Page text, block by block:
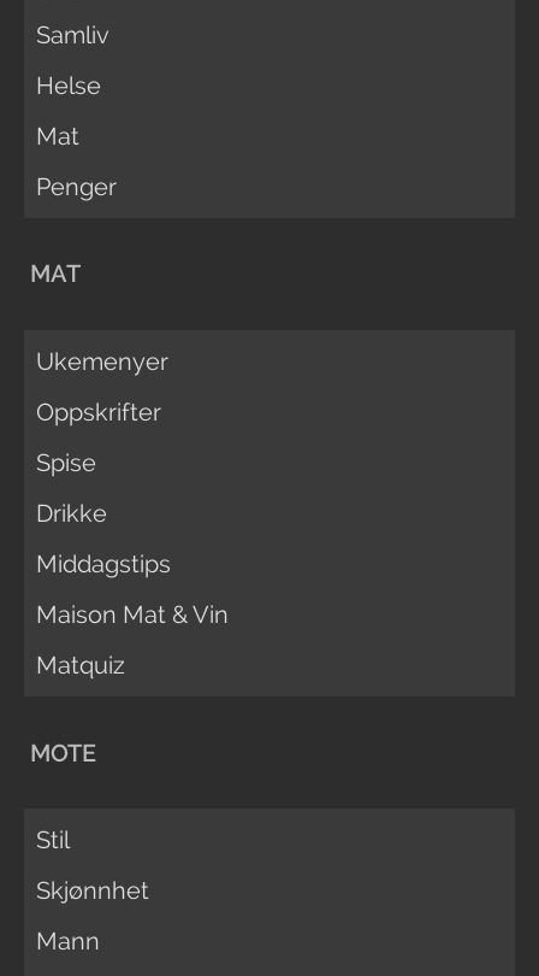
Samliv
Helse
Mat
Penger
MAT
Ukemenyer
Oppskrifter
Spise
Drikke
Middagstips
Maison Mat & Vin
Matquiz
MOTE
Stil
Skjønnhet
Mann